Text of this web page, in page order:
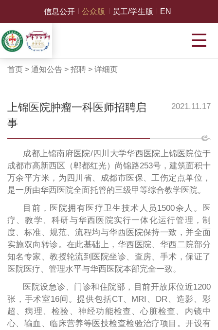
信息公开 公众版 员工/学生版 EN
首页 > 通知公告> 招聘> 详细页
上锦医院肿瘤一科医师招聘启
事
2021.11.17
成都上锦南府医院/四川大学华西医院上锦医院位于
成都市高新西区（郫都红光）尚锦路253号，建筑面积十
万余平方米，为四川省、成都市医保、工伤定点单位，
是一所由华西医院全面托管的三级甲等综合教学医院。
目前，医院拥有医疗卫生技术人员 1500余人。医
疗、教学、科研与华西医院实行一体化运行管理，制
度、标准、规范、流程均与华西医院保持一致，并全面
实施双向转诊。在此基础上，华西医院、华西二院部分
知名专家、教授轮流到医院坐诊、查房、手术，保证了
医院医疗、管理水平与华西医院本部完全一致。
医院设急诊、门诊和住院部，目前开放床位近1200
张，手术室16间。提供包括CT、MRI、DR、造影、彩
超、病理、检验、神经功能检查、心脏检查、内镜中
心、输血、临床营养等医技检查检验治疗项目。开设有